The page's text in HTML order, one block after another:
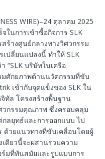
WIRE)–24 ตุลาคม 2025
ในการเข้าซื้อกิจการ SLK
ร้างศูนย์กลางทางวิศวกรรม
ปลี่ยนแปลงนี้ ทำให้ SLK
“SLK บริษัทในเครือ
มศักยภาพด้านนวัตกรรมที่ขับ
เข้ากับจุดแข็งของ SLK ใน
ทัล โครงสร้างพื้นฐาน
วกรรมคุณภาพ ซึ่งครอบคลุม
ลยุทธ์และการออกแบบ ไป
ด้วยแนวทางที่ขับเคลื่อนโดยผู้
ดียวนี้จะผสานรวมความ
มที่ทันสมัยและรูปแบบการ